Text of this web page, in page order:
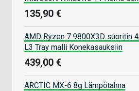
135,90 €
AMD Ryzen 7 9800X3D suoritin
L3 Tray malli Konekasauksiin
439,00 €
ARCTIC MX-6 8g Lämpötahna